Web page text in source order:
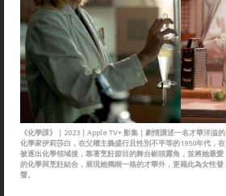
《化學課》｜2023｜Apple TV+ 影集｜劇情講述一名才華洋溢的
化學家伊莉莎白，在父權主義盛行且性別不平等的1950年代，在
被逐出化學領域後，靠著烹飪節目的舞台嶄頭露角，並將她最愛
的化學與烹飪結合，展現她獨樹一格的才華外，更藉此為女性發
聲。